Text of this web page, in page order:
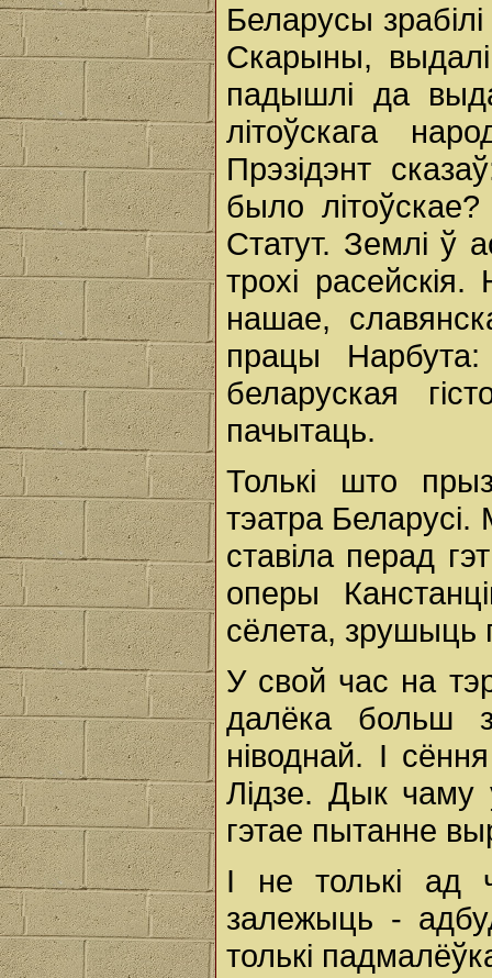
Беларусы
Скарыны,
падышлі да
літоўскага
Прэзідэнт
было
Статут. Землі ў
трохі
нашае,
працы
беларуская
пачытаць.
Толькі што
тэатра
ставіла перад
оперы
сёлета, зрушыць
У свой час на
далёка больш
ніводнай. І
Лідзе. Дык чаму
гэтае пытанне
І не толькі ад
залежыць -
толькі